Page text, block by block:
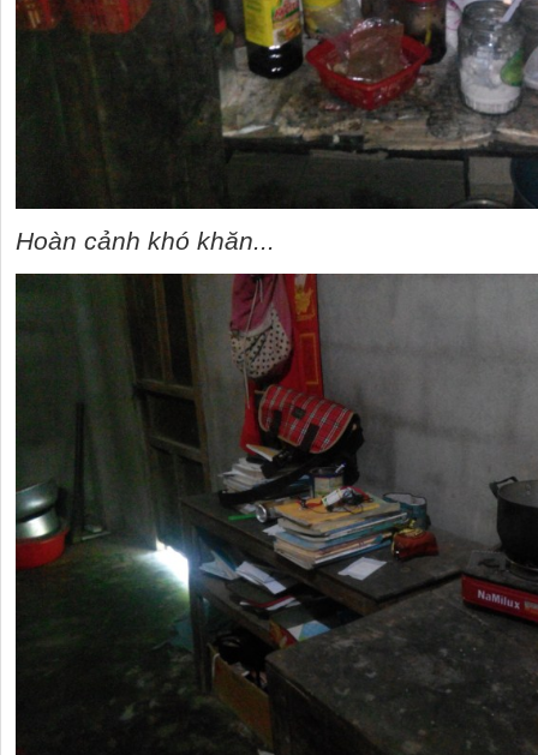
Hoàn cảnh khó khăn...